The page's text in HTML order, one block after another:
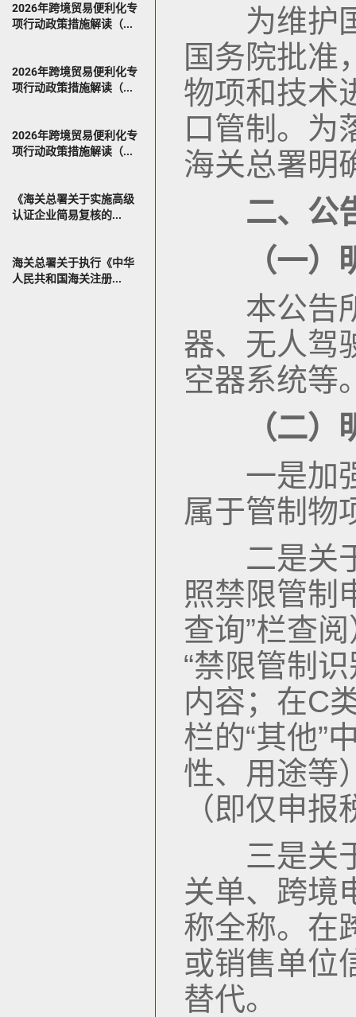
2026年跨境贸易便利化专
项行动政策措施解读（...
2026年跨境贸易便利化专
项行动政策措施解读（...
2026年跨境贸易便利化专
项行动政策措施解读（...
《海关总署关于实施高级
认证企业简易复核的...
海关总署关于执行《中华
人民共和国海关注册...
为维护国
国务院批准
物项和技术
口管制。为
海关总署明
二、公
（一
本公告所
器、无人驾
空器系统等
（二
一是加强
属于管制物
二是关于
照禁限管制
查询”栏查
“禁限管制
内容；在C
栏的“其他”
性、用途等
（即仅申
三是关于
关单、跨境
称全称。在
或销售单位
替代。